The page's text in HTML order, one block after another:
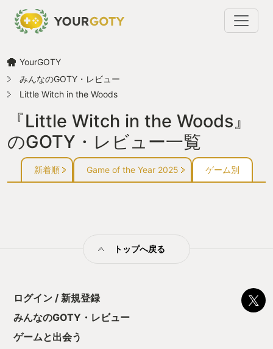
YourGOTY
みんなのGOTY・レビュー
Little Witch in the Woods
『Little Witch in the Woods』
のGOTY・レビュー一覧
新着順 Game of the Year 2025 ゲーム別
トップへ戻る
ログイン / 新規登録
みんなのGOTY・レビュー
ゲームと出会う